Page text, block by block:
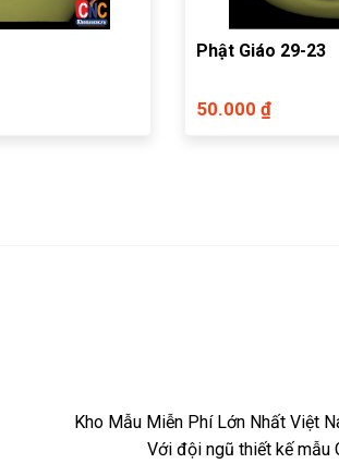
Phật Giáo 29-23
50.000 ₫
Kho Mẫu Miễn Phí Lớn Nhất Việt
Với đội ngũ thiết kế mẫu